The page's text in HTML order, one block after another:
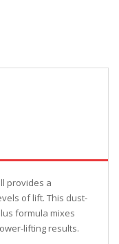
provides a
of lift. This dust-
formula mixes
lifting results.